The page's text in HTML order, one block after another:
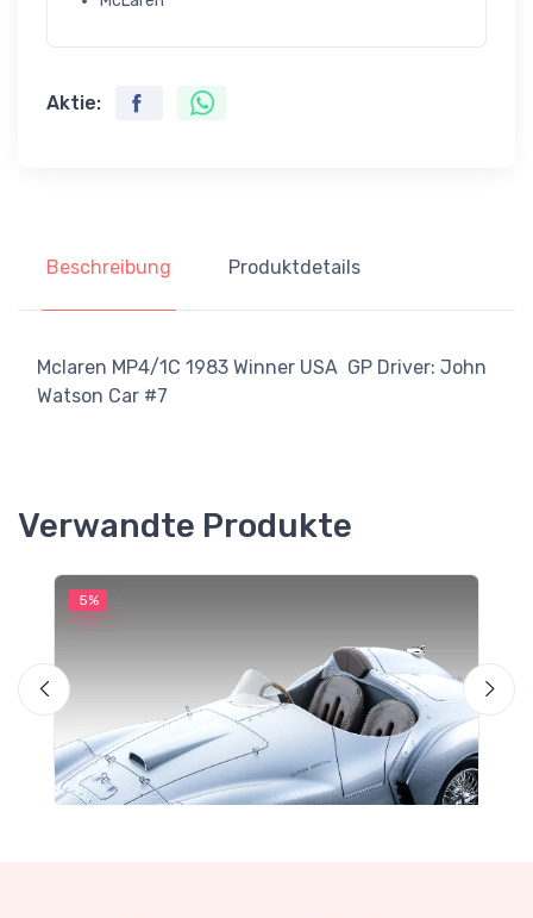
Aktie:
Beschreibung Produktdetails
Mclaren MP4/1C 1983 Winner USA GP Driver: John
Watson Car #7
Verwandte Produkte
5%